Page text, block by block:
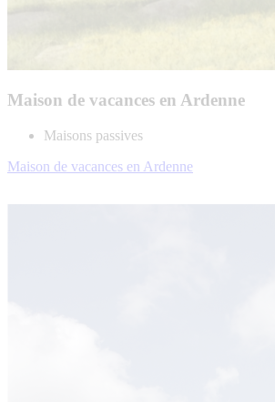
Maison de vacances en Ardenne
Maisons passives
Maison de vacances en Ardenne